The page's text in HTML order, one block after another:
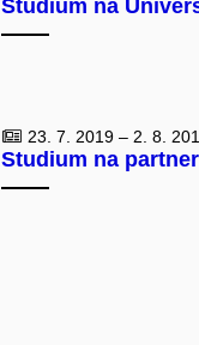
Studium na
23. 7. 2019 – 2. 8.
Studium na